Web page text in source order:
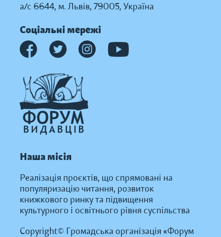
а/с 6644, м. Львів, 79005, Україна
Соціальні мережі
Наша місія
Реалізація проєктів, що спрямовані на
популяризацію читання, розвиток
книжкового ринку та підвищення
культурного і освітнього рівня суспільства
Copyright© Громадська організація «Форум